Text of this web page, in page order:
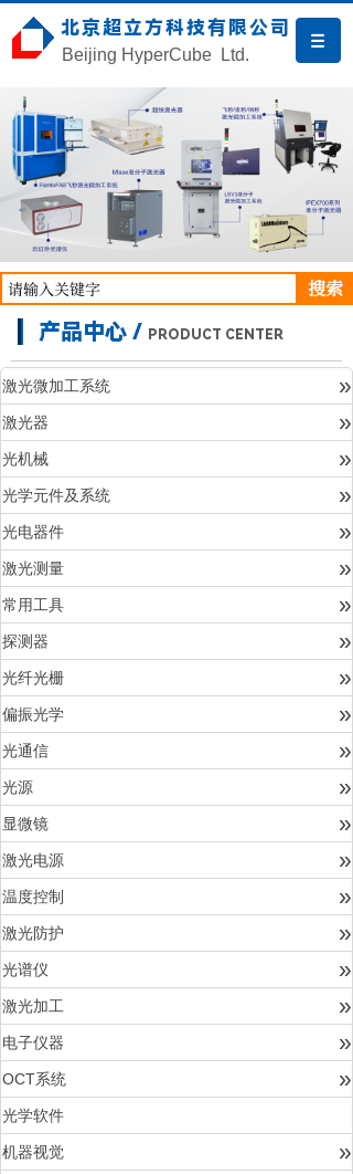
北京超立方科技有限公司
Beijing HyperCube Ltd.
搜索
产品中心 / PRODUCT CENTER
激光微加工系统 »
激光器 »
光机械 »
光学元件及系统 »
光电器件 »
激光测量 »
常用工具 »
探测器 »
光纤光栅 »
偏振光学 »
光通信 »
光源 »
显微镜 »
激光电源 »
温度控制 »
激光防护 »
光谱仪 »
激光加工 »
电子仪器 »
OCT系统 »
光学软件
机器视觉 »